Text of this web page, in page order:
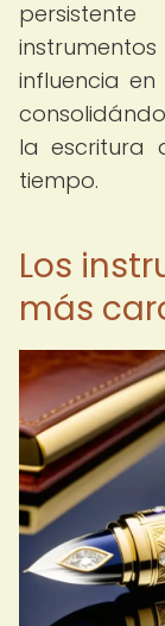
influencia
la escritura
tiempo.
Los
más